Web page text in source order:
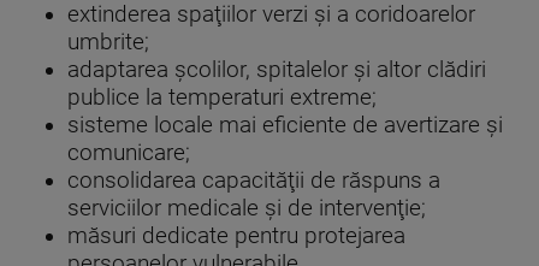
extinderea spaţiilor verzi şi a coridoarelor
umbrite;
adaptarea şcolilor, spitalelor şi altor clădiri
publice la temperaturi extreme;
sisteme locale mai eficiente de avertizare şi
comunicare;
consolidarea capacităţii de răspuns a
serviciilor medicale şi de intervenţie;
măsuri dedicate pentru protejarea